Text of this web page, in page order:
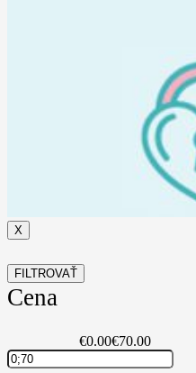
X
FILTROVAŤ
Cena
€0.00€70.00